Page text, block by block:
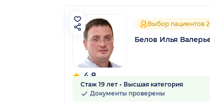
4.8
18 отзывов
Выбор пациентов
Белов Илья
Стаж 19 лет
Высшая категория
Документы проверены